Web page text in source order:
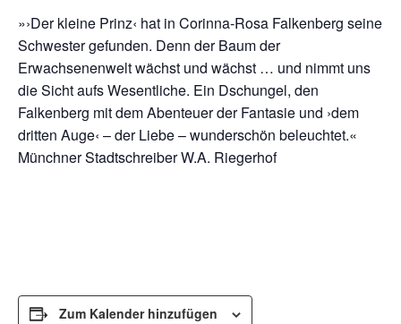
»›Der kleine Prinz‹ hat in Corinna-Rosa Falkenberg seine
Schwester gefunden. Denn der Baum der
Erwachsenenwelt wächst und wächst … und nimmt uns
die Sicht aufs Wesentliche. Ein Dschungel, den
Falkenberg mit dem Abenteuer der Fantasie und ›dem
dritten Auge‹ – der Liebe – wunderschön beleuchtet.«
Münchner Stadtschreiber W.A. Riegerhof
Zum Kalender hinzufügen